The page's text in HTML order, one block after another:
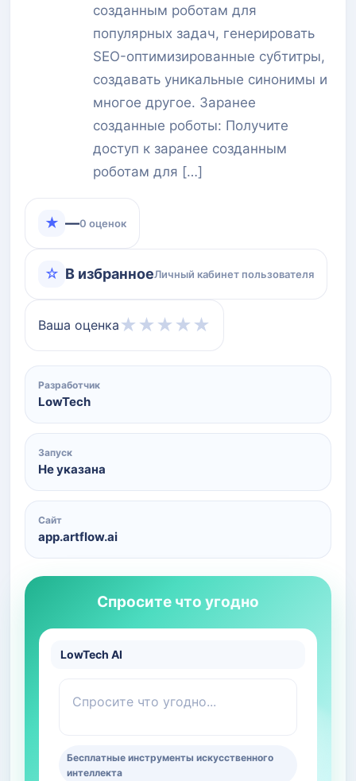
созданным роботам для
популярных задач, генерировать
SEO-оптимизированные субтитры,
создавать уникальные синонимы и
многое другое. Заранее
созданные роботы: Получите
доступ к заранее созданным
роботам для […]
★ —0 оценок
☆ В избранноеЛичный кабинет пользователя
Ваша оценка ★ ★ ★ ★ ★
Разработчик
LowTech
Запуск
Не указана
Сайт
app.artflow.ai
Спросите что угодно
LowTech AI
Спросите что угодно...
Бесплатные инструменты искусственного
интеллекта